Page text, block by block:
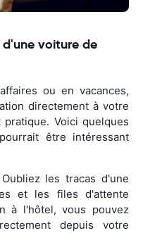
voiture de
ou en vacances,
directement à votre
Voici quelques
être intéressant
les tracas d'une
et les files d'attente
à l'hôtel, vous pouvez
depuis votre